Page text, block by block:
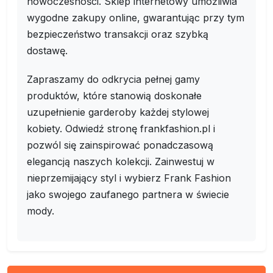
wygodne zakupy online, gwarantując przy tym
bezpieczeństwo transakcji oraz szybką
dostawę.
Zapraszamy do odkrycia pełnej gamy
produktów, które stanowią doskonałe
uzupełnienie garderoby każdej stylowej
kobiety. Odwiedź stronę frankfashion.pl i
pozwól się zainspirować ponadczasową
elegancją naszych kolekcji. Zainwestuj w
nieprzemijający styl i wybierz Frank Fashion
jako swojego zaufanego partnera w świecie
mody.